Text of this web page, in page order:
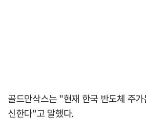
골드만삭스는 "현재 한국 반도체 주
신한다"고 말했다.